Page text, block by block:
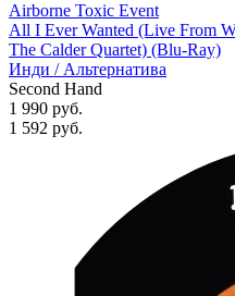
Airborne Toxic Event
All I Ever Wanted (Live From
The Calder Quartet) (Blu-Ray)
Инди / Альтернатива
Second Hand
1 990 руб.
1 592 руб.